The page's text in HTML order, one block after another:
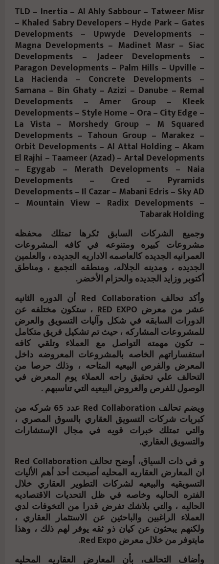
TLD – Inertia – Al Ahly Sabbour – Tatweer Misr
– Khaled Sabry Developers – Hyde Park – Gates
Developments – Upwyde Developments –
Magna Developments – Madinet Masr – Siac
Developments – Jadeer Developments –
Paragon Developments – Palm Hills – Upville –
La Hacienda – Concrete Developments –
Samana – Bin Ghaty – Azizi – Danube – Remal
Developments – Amer Group – Kleek
Developments – Style Home – Ora – City Edge –
La Vista – Morshedy Group – M Squared
Developments – Tahoun Group – Marakez –
Orbit Developments – Al Attal Holding – Akam
El Rajhi – Taameer (Azad) – Artal Developments
– Egygab – Merath Developments – Naia
Developments – Cred – Pyramids
Developments – Il Cazar – Mabani Edris – Sky AD
– Mountain View – Radix Developments –
Tabarak Holding
وجميع الشركات السابق ئكرها تمتلك محفظه
مشروعات كبيره ومتنوعه في كافه المشروعات
العمرانيه الجديده كالعاصمه الاداريه الجديده ، والعلمين
الجديده ، ومدينه الجلاله، ومنطقه التجمع ، ومناطق
أكتوبر وزايد الجديده والحزام الأخضر.
وأكد تحالف Red Collaboration أن الدوره الثانيه
عشر من معرض RED EXPO ، ستكون مختلفه عن
الدورات السابقه في شكل وآليات التسويق والعرض
للمشروعات المشاركه ، حيث تم تشكيل فريق متكامل
– تكون مهمته التواصل مع العملاء وتلقي كافه
استفساراتهم الخاصه بالمشروعات المعروضه داخل
المعرض والفرص البيعيه المتاحه ، وذلك حرصا من
التحالف علي تحقيق راحه العملاء يوم المعرض في
الوصول للفرص والعروض البيعيه التي تناسبهم .
ويضم تحالف Red Collaboration عدد 65 شركه من
كبريات شركات التسويق العقاري بالسوق المصري ،
والتي تمتلك خبرات قويه في مجال الإستشارات
والتسويق العقاري.
و في ذات السياق، أوضح تحالف Red Collaboration
ان المعارض العقاريه المحليه أصبحت أحد أهم الأليات
التسويقيه والبيعيه لشركات التطوير العقاري خلال
الفتره الحاليه وخاصه في ظل التحديات الاقتصاديه
الحاليه ، والتي بلاشك تفرض قدرا من التخوفات لدي
العملاء الراغبين والباحثين عن الاستثمار العقاري ،
ولكنهم يبحثون عن كيان ذو ثقه يوفر لهم ذلك ، وهذا
مايتوفر من خلال معرض Red Expo.
وأضاف التحالف، بأن المعارض العقاريه المحليه